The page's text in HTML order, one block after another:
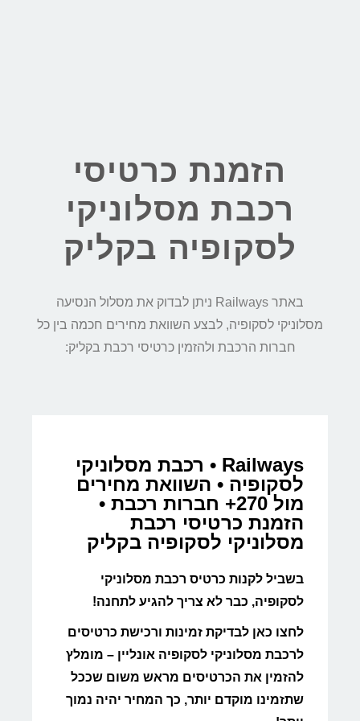
הזמנת כרטיסי
רכבת מסלוניקי
לסקופיה בקליק
באתר Railways ניתן לבדוק את מסלול הנסיעה
מסלוניקי לסקופיה, לבצע השוואת מחירים חכמה בין כל
חברות הרכבת ולהזמין כרטיסי רכבת בקליק:
Railways • רכבת מסלוניקי
לסקופיה • השוואת מחירים
מול 270+ חברות רכבת •
הזמנת כרטיסי רכבת
מסלוניקי לסקופיה בקליק
בשביל לקנות כרטיס רכבת מסלוניקי
לסקופיה, כבר לא צריך להגיע לתחנה!
לחצו כאן לבדיקת זמינות ורכישת כרטיסים
לרכבת מסלוניקי לסקופיה אונליין – מומלץ
להזמין את הכרטיסים מראש משום שככל
שתזמינו מוקדם יותר, כך המחיר יהיה נמוך